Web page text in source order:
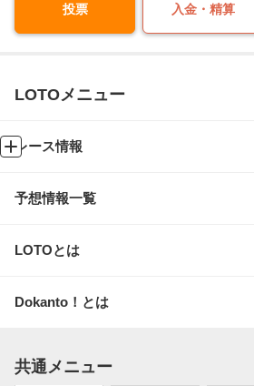
投票 入金・精算
LOTOメニュー
レース情報
予想情報一覧
LOTOとは
Dokanto！とは
共通メニュー